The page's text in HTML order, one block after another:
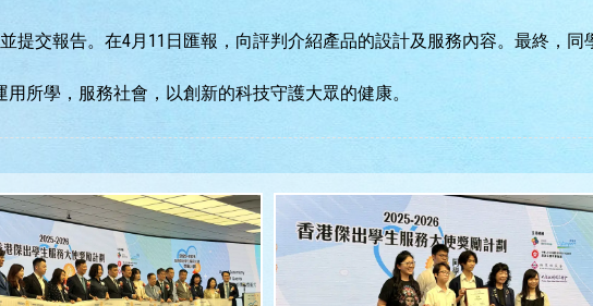
提交報告。在4月11日匯報，向評判介紹產品的設計及服務內容。最終，
所學，服務社會，以創新的科技守護大眾的健康。